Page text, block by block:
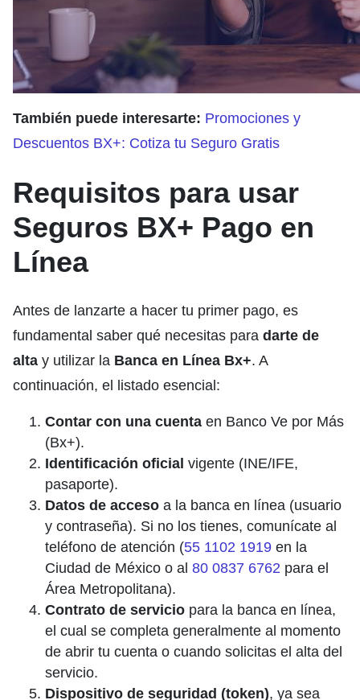
También puede interesarte: Promociones y
Descuentos BX+: Cotiza tu Seguro Gratis
Requisitos para usar
Seguros BX+ Pago en
Línea
Antes de lanzarte a hacer tu primer pago, es
fundamental saber qué necesitas para darte de
alta y utilizar la Banca en Línea Bx+. A
continuación, el listado esencial:
Contar con una cuenta en Banco Ve por Más
(Bx+).
Identificación oficial vigente (INE/IFE,
pasaporte).
Datos de acceso a la banca en línea (usuario
y contraseña). Si no los tienes, comunícate al
teléfono de atención (55 1102 1919 en la
Ciudad de México o al 80 0837 6762 para el
Área Metropolitana).
Contrato de servicio para la banca en línea,
el cual se completa generalmente al momento
de abrir tu cuenta o cuando solicitas el alta del
servicio.
Dispositivo de seguridad (token), ya sea